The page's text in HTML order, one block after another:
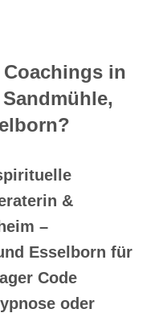
in
&
–
Esselborn für
Code
oder